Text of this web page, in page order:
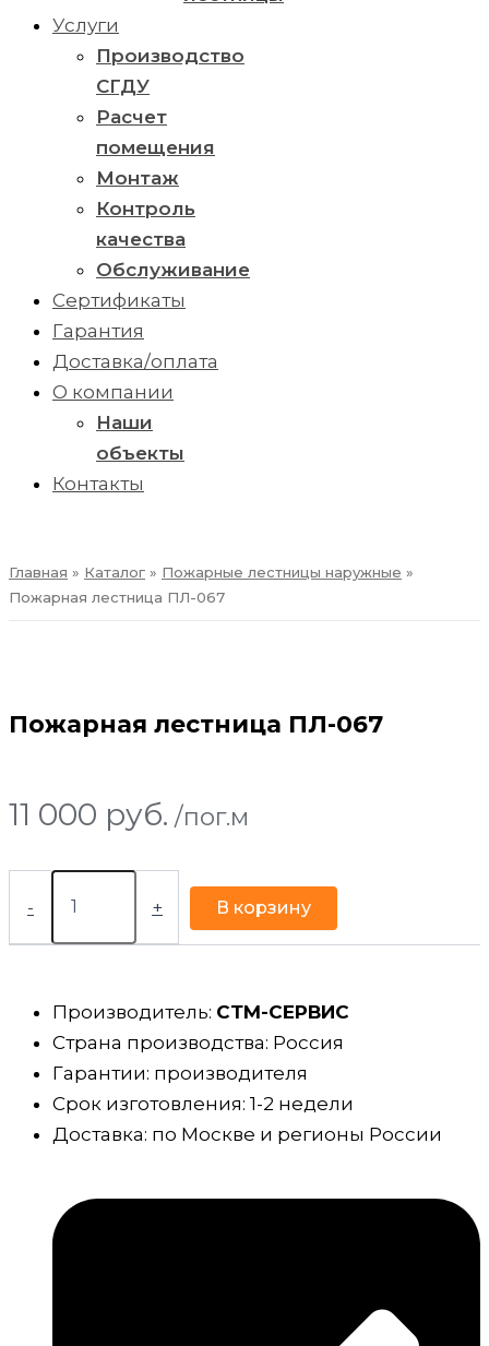
Услуги
Производство
СГДУ
Расчет
помещения
Монтаж
Контроль
качества
Обслуживание
Сертификаты
Гарантия
Доставка/оплата
О компании
Наши
объекты
Контакты
Главная » Каталог » Пожарные лестницы наружные »
Пожарная лестница ПЛ-067
Пожарная лестница ПЛ-067
11 000 руб. /пог.м
- + В корзину
Производитель: СТМ-СЕРВИС
Страна производства: Россия
Гарантии: производителя
Срок изготовления: 1-2 недели
Доставка: по Москве и регионы России